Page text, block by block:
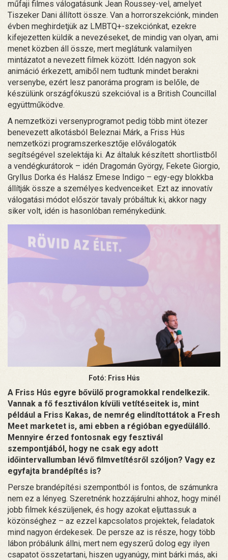
műfaji filmes válogatásunk Jean Roussey-vel, amelyet
Tiszeker Dani állított össze. Van a horrorszekciónk, minden
évben meghirdetjük az LMBTQ+-szekciónkat, ezekre
kifejezetten küldik a nevezéseket, de mindig van olyan, ami
menet közben áll össze, mert meglátunk valamilyen
mintázatot a nevezett filmek között. Idén nagyon sok
animáció érkezett, amiből nem tudtunk mindet berakni
versenybe, ezért lesz panoráma program is belőle, de
készülünk országfókuszú szekcióval is a British Councillal
együttműködve.
A nemzetközi versenyprogramot pedig több mint ötezer
benevezett alkotásból Beleznai Márk, a Friss Hús
nemzetközi programszerkesztője előválogatók
segítségével szelektája ki. Az általuk készített shortlistből
a vendégkurátorok – idén Dragomán György, Fekete Giorgio,
Gryllus Dorka és Halász Emese Indigo – egy-egy blokkba
állítják össze a személyes kedvenceiket. Ezt az innovatív
válogatási módot először tavaly próbáltuk ki, akkor nagy
siker volt, idén is hasonlóban reménykedünk.
Fotó: Friss Hús
A Friss Hús egyre bővülő programokkal rendelkezik.
Vannak a fő fesztiválon kívüli vetítéseitek is, mint
például a Friss Kakas, de nemrég elindítottátok a Fresh
Meet marketet is, ami ebben a régióban egyedülálló.
Mennyire érzed fontosnak egy fesztivál
szempontjából, hogy ne csak egy adott
időintervallumban lévő filmvetítésről szóljon? Vagy ez
egyfajta brandépítés is?
Persze brandépítési szempontból is fontos, de számunkra
nem ez a lényeg. Szeretnénk hozzájárulni ahhoz, hogy minél
jobb filmek készüljenek, és hogy azokat eljuttassuk a
közönséghez – az ezzel kapcsolatos projektek, feladatok
mind nagyon érdekesek. De persze az is része, hogy több
lábon próbálunk állni, mert nem egyszerű dolog egy ilyen
csapatot összetartani, hiszen ugyanúgy, mint bárki más, aki